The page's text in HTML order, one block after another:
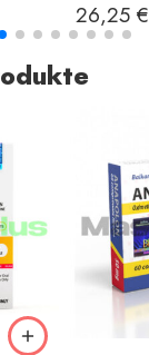
Bewertet mit
5.00von 5
26,25 €